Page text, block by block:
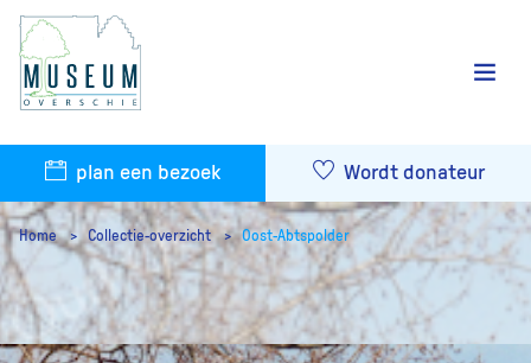
plan een bezoek Wordt donateur
Home Collectie-overzicht Oost-Abtspolder